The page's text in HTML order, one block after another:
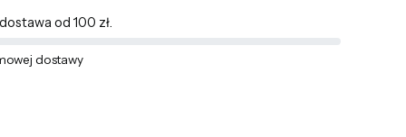
od 100 zł.
dostawy